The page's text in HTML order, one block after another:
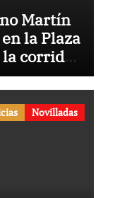
Martín
la Plaza
corrida
Novilladas